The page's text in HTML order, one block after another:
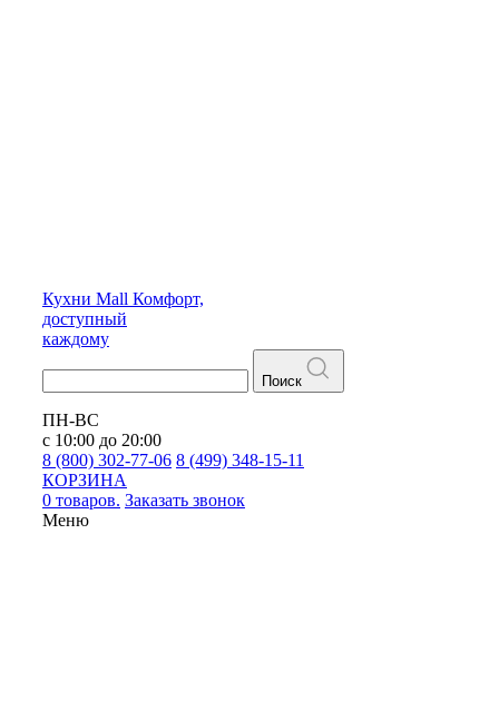
Кухни Mall Комфорт,
доступный
каждому
Поиск
ПН-ВС
с 10:00 до 20:00
8 (800) 302-77-06 8 (499) 348-15-11
КОРЗИНА
0 товаров. Заказать звонок
Меню